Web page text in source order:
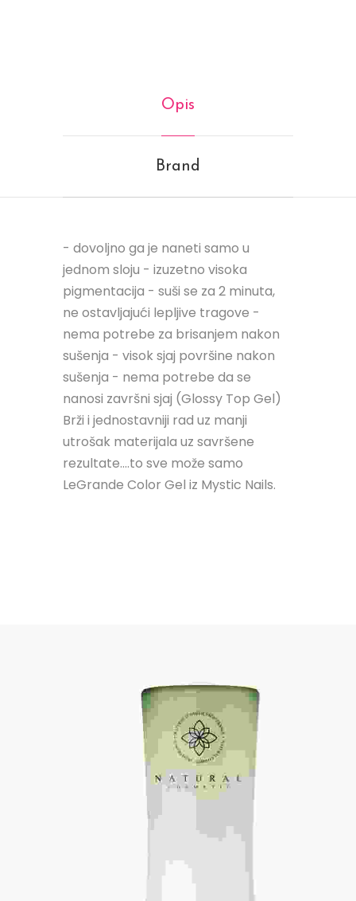
Opis
Brand
- dovoljno ga je naneti samo u
jednom sloju - izuzetno visoka
pigmentacija - suši se za 2 minuta,
ne ostavljajući lepljive tragove -
nema potrebe za brisanjem nakon
sušenja - visok sjaj površine nakon
sušenja - nema potrebe da se
nanosi završni sjaj (Glossy Top Gel)
Brži i jednostavniji rad uz manji
utrošak materijala uz savršene
rezultate....to sve može samo
LeGrande Color Gel iz Mystic Nails.